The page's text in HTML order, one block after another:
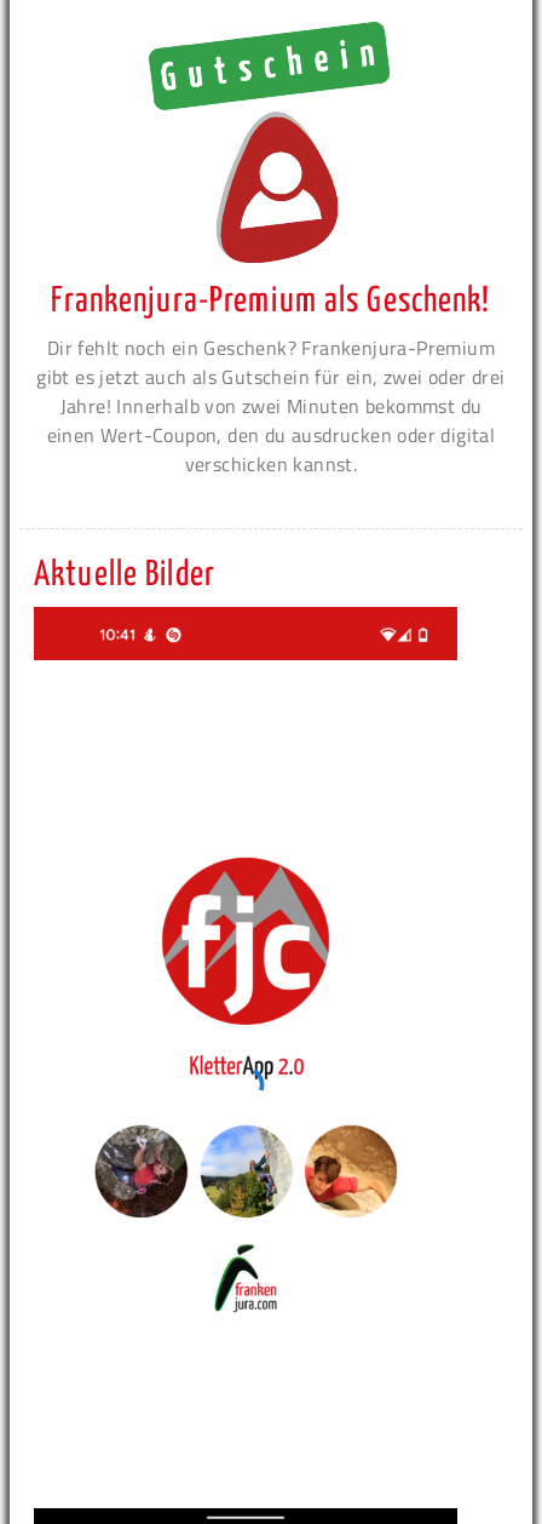
Frankenjura-Premium als Geschenk!
Dir fehlt noch ein Geschenk? Frankenjura-Premium
gibt es jetzt auch als Gutschein für ein, zwei oder drei
Jahre! Innerhalb von zwei Minuten bekommst du
einen Wert-Coupon, den du ausdrucken oder digital
verschicken kannst.
Aktuelle Bilder